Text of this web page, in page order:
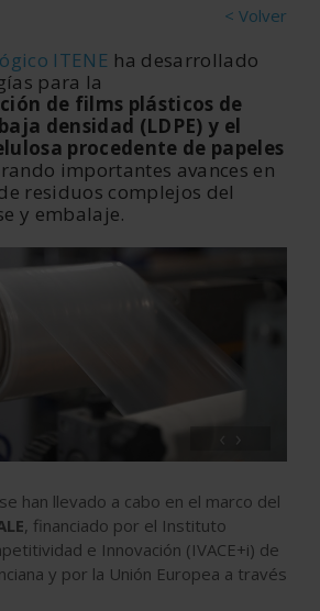
< Volver
ITENE ha desarrollado
para la
de films plásticos de
densidad (LDPE) y el
procedente de papeles
importantes avances en
residuos complejos del
y embalaje.
›
han llevado a cabo en el marco del
, financiado por el Instituto
e Innovación (IVACE+i) de
y por la Unión Europea a través